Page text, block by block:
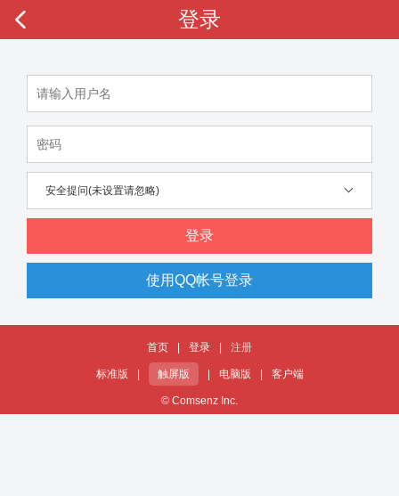
登录
安全提问(未设置请忽略)
登录
使用QQ帐号登录
首页 登录 注册
标准版 触屏版 电脑版 客户端
© Comsenz Inc.